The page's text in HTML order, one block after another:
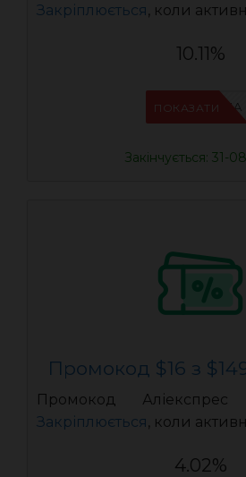
Закріплюється, коли
10.11%
IFPN6ZUA
ПОКАЗАТИ
Закінчується: 31-
Промокод $16 з
Промокод
Закріплюється, коли
4.02%